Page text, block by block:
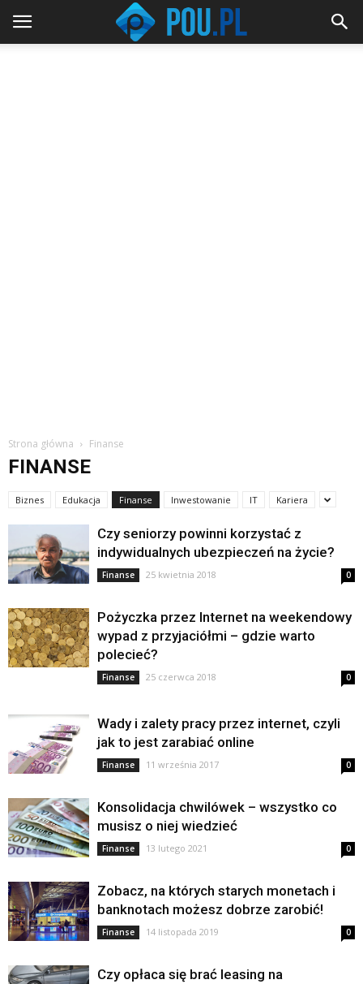
Strona główna Finanse
FINANSE
Biznes Edukacja Finanse Inwestowanie IT Kariera
Czy seniorzy powinni korzystać z
indywidualnych ubezpieczeń na życie?
Finanse 25 kwietnia 2018 0
Pożyczka przez Internet na weekendowy
wypad z przyjaciółmi – gdzie warto
polecieć?
Finanse 25 czerwca 2018 0
Wady i zalety pracy przez internet, czyli
jak to jest zarabiać online
Finanse 11 września 2017 0
Konsolidacja chwilówek – wszystko co
musisz o niej wiedzieć
Finanse 13 lutego 2021 0
Zobacz, na których starych monetach i
banknotach możesz dobrze zarobić!
Finanse 14 listopada 2019 0
Czy opłaca się brać leasing na